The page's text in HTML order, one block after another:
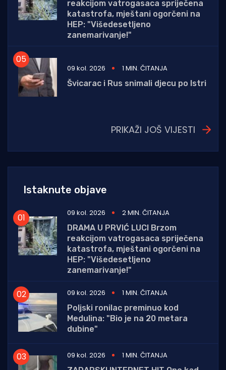
reakcijom vatrogasaca spriječena
katastrofa, mještani ogorčeni na
HEP: "Višedesetljeno
zanemarivanje!"
09 kol. 2026
1 MIN. ČITANJA
Švicarac i Rus snimali djecu po Istri
PRIKAŽI JOŠ VIJESTI
Istaknute objave
09 kol. 2026
2 MIN. ČITANJA
DRAMA U PRVIĆ LUCI Brzom
reakcijom vatrogasaca spriječena
katastrofa, mještani ogorčeni na
HEP: "Višedesetljeno
zanemarivanje!"
09 kol. 2026
1 MIN. ČITANJA
Poljski ronilac preminuo kod
Medulina: "Bio je na 20 metara
dubine"
09 kol. 2026
1 MIN. ČITANJA